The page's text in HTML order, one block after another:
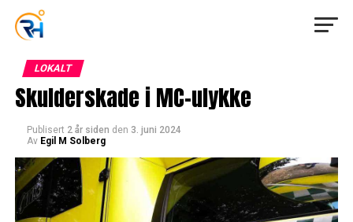
LOKALT
Skulderskade i MC-ulykke
Publisert 2 år siden den 3. juni 2024
Av Egil M Solberg